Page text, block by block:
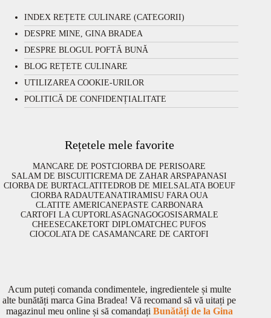
INDEX REȚETE CULINARE (CATEGORII)
DESPRE MINE, GINA BRADEA
DESPRE BLOGUL POFTĂ BUNĂ
BLOG REȚETE CULINARE
UTILIZAREA COOKIE-URILOR
POLITICĂ DE CONFIDENȚIALITATE
Rețetele mele favorite
MANCARE DE POSTCIORBA DE PERISOARE
SALAM DE BISCUITICREMA DE ZAHAR ARSPAPANASI
CIORBA DE BURTACLATITEDROB DE MIELSALATA BOEUF
CIORBA RADAUTEANATIRAMISU FARA OUA
CLATITE AMERICANEPASTE CARBONARA
CARTOFI LA CUPTORLASAGNAGOGOSISARMALE
CHEESECAKETORT DIPLOMATCHEC PUFOS
CIOCOLATA DE CASAMANCARE DE CARTOFI
Acum puteți comanda condimentele, ingredientele și multe
alte bunătăți marca Gina Bradea! Vă recomand să vă uitați pe
magazinul meu online și să comandați Bunătăți de la Gina